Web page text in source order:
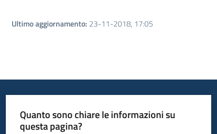
Ultimo aggiornamento: 23-11-2018, 17:05
Quanto sono chiare le informazioni su
questa pagina?